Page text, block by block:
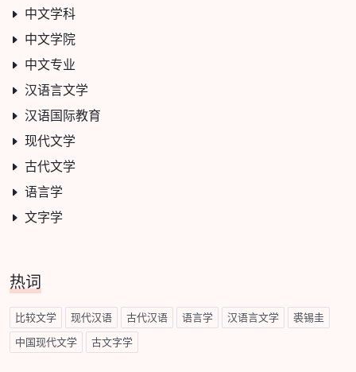
中文学科
中文学院
中文专业
汉语言文学
汉语国际教育
现代文学
古代文学
语言学
文字学
热词
比较文学 现代汉语 古代汉语 语言学 汉语言文学 裘锡圭
中国现代文学 古文字学